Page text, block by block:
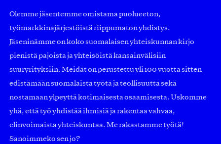
Olemme jäsentemme omistama puolueeton,
työmarkkinajärjestöistä riippumaton yhdistys.
Jäseninämme on koko suomalaisen yhteiskunnan kirjo
pienistä pajoista ja yhteisöistä kansainvälisiin
suuryrityksiin. Meidät on perustettu yli 100 vuotta sitten
edistämään suomalaista työtä ja teollisuutta sekä
nostamaan ylpeyttä kotimaisesta osaamisesta. Uskomme
yhä, että työ yhdistää ihmisiä ja rakentaa vahvaa,
elinvoimaista yhteiskuntaa. Me rakastamme työtä!
Sanoimmeko sen jo?